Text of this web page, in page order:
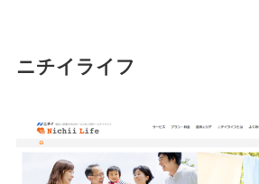
ニチイライフ